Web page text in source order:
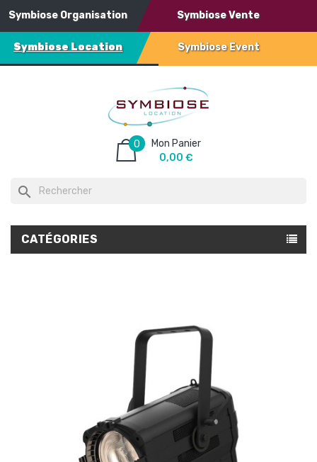
Symbiose Organisation Symbiose Vente
Symbiose Location Symbiose Event
Mon Panier
0
0,00 €
search
CATÉGORIES